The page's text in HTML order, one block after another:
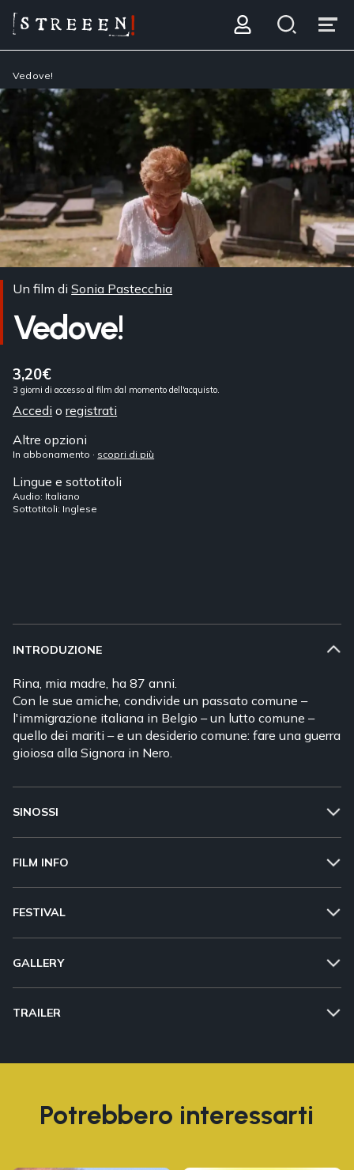
Vedove!
Un film diSonia Pastecchia
Vedove!
3,20€
3 giorni di accesso al film dal momento dell'acquisto.
Accedi oregistrati
Altre opzioni
In abbonamento · scopri di più
Lingue e sottotitoli
Audio: Italiano
Sottotitoli: Inglese
INTRODUZIONE
Rina, mia madre, ha 87 anni.
Con le sue amiche, condivide un passato comune –
l'immigrazione italiana in Belgio – un lutto comune –
quello dei mariti – e un desiderio comune: fare una guerra
gioiosa alla Signora in Nero.
SINOSSI
FILM INFO
FESTIVAL
GALLERY
TRAILER
Potrebbero interessarti